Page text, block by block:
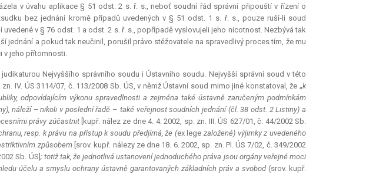
v úvahu aplikace § 51 odst. 2 s. ř. s., neboť soudní řád správní připouští v řízení o
bez jednání kromě případů uvedených v § 51 odst. 1 s. ř. s., pouze ruší-li soud
v § 76 odst. 1 a odst. 2 s. ř. s., popřípadě vyslovujeli jeho nicotnost. Nezbývá tak
jednání a pokud tak neučinil, porušil právo stěžovatele na spravedlivý proces tím, že mu
v jeho přítomnosti.
Nejvyššího správního soudu i Ústavního soudu. Nejvyšší správní soud v této
IV. ÚS 3114/07, č. 113/2008 Sb. ÚS, v němž Ústavní soud mimo jiné konstatoval, že „k
odpovídajícím výkonu spravedlnosti a zejména také ústavně zaručeným podmínkám
náleží – nikoli v poslední řadě – také veřejnost soudních jednání (čl. 38 odst. 2 Listiny) a
právy zúčastnit [kupř. nález ze dne 4. 4. 2002, sp. zn. III. ÚS 627/01, č. 44/2002 Sb.
resp. k právu na přístup k soudu předjímá, že (ex lege založené) výjimky z uvedeného
způsobem [srov. kupř. nálezy ze dne 18. 6. 2002, sp. zn. Pl. ÚS 7/02, č. 349/2002
Sb. ÚS] ; totiž tak, že jednotlivá ustanovení jednoduchého práva jsou orgány veřejné moci
účelu a smyslu ochrany ústavně garantovaných základních práv a svobod (srov. kupř.